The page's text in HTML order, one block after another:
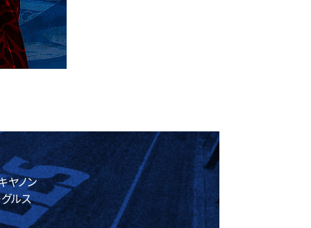
ヤノン
ルス